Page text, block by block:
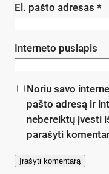
El. pašto adresas *
Interneto puslapis
Noriu savo
pašto adresą ir
nebereiktų įvesti
parašyti